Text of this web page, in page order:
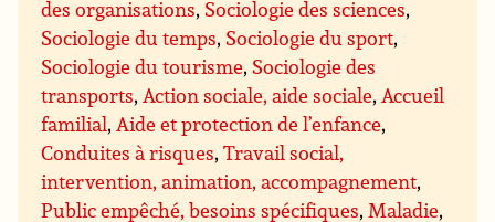
des organisations, Sociologie des sciences,
Sociologie du temps, Sociologie du sport,
Sociologie du tourisme, Sociologie des
transports, Action sociale, aide sociale, Accueil
familial, Aide et protection de l’enfance,
Conduites à risques,Travail social,
intervention, animation, accompagnement,
Public empêché, besoins spécifiques, Maladie,